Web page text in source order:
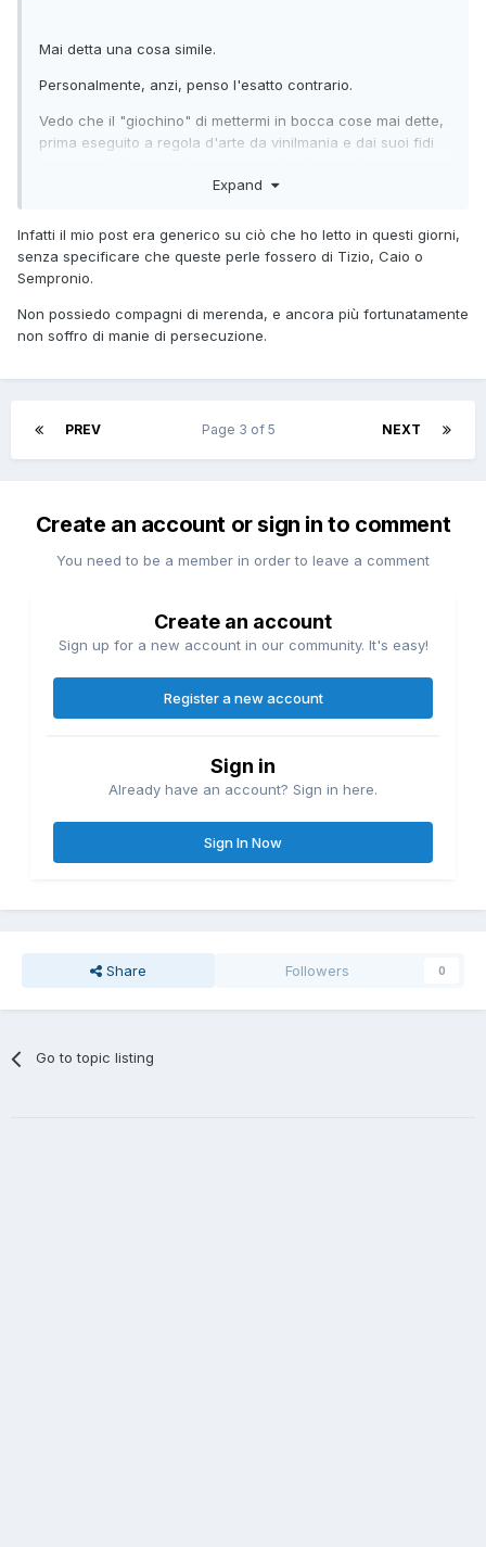
Mai detta una cosa simile.
Personalmente, anzi, penso l'esatto contrario.
Vedo che il "giochino" di mettermi in bocca cose mai dette,
prima eseguito a regola d'arte da vinilmania e dai suoi fidi
Expand
Infatti il mio post era generico su ciò che ho letto in questi giorni,
senza specificare che queste perle fossero di Tizio, Caio o
Sempronio.
Non possiedo compagni di merenda, e ancora più fortunatamente
non soffro di manie di persecuzione.
PREV NEXT
Page 3 of 5
Create an account or sign in to comment
You need to be a member in order to leave a comment
Create an account
Sign up for a new account in our community. It's easy!
Register a new account
Sign in
Already have an account? Sign in here.
Sign In Now
Share Followers 0
Go to topic listing